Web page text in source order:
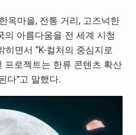
옥마을, 전통 거리, 고즈넉한
의 아름다움을 전 세계 시청
히면서 “K-컬처의 중심지로
프로젝트는 한류 콘텐츠 확산
다”고 말했다.